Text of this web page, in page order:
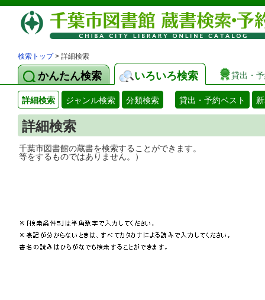
検索トップ> 詳細検索
かんたん検索 いろいろ検索 貸出・
詳細検索 ジャンル検索 分類検索 貸出・予約ベスト
詳細検索
千葉市図書館の蔵書を検索することがで
等をするものではありません。）